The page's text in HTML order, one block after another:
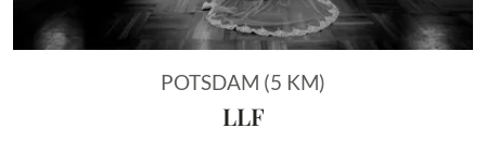
POTSDAM (5 KM)
LLF